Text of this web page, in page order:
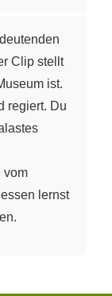
Clip stellt
ist.
regiert. Du
vom
lernst